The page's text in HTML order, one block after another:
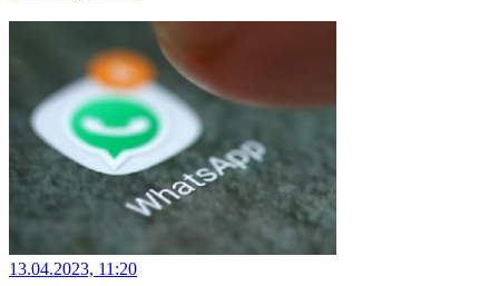
13.04.2023, 11:20